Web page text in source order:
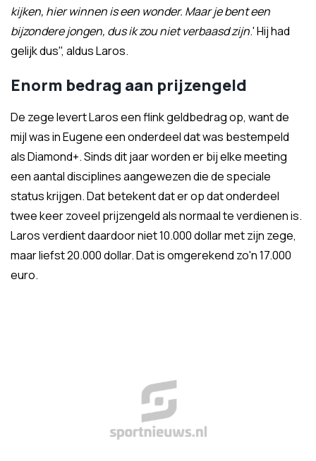
kijken, hier winnen is een wonder. Maar je bent een
bijzondere jongen, dus ik zou niet verbaasd zijn.' Hij had
gelijk dus", aldus Laros.
Enorm bedrag aan prijzengeld
De zege levert Laros een flink geldbedrag op, want de
mijl was in Eugene een onderdeel dat was bestempeld
als Diamond+. Sinds dit jaar worden er bij elke meeting
een aantal disciplines aangewezen die de speciale
status krijgen. Dat betekent dat er op dat onderdeel
twee keer zoveel prijzengeld als normaal te verdienen is.
Laros verdient daardoor niet 10.000 dollar met zijn zege,
maar liefst 20.000 dollar. Dat is omgerekend zo'n 17.000
euro.